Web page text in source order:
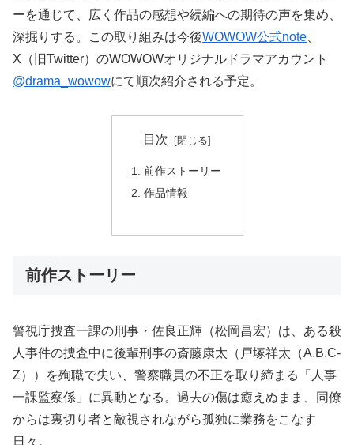
ーを通じて、広く作品の感想や続編への期待の声を集め、
深掘りする。この取り組みは今後WOWOW公式note
X（旧Twitter）のWOWOWオリジナルドラマアカウント
@drama_wowowにて順次紹介される予定。
目次
前作ストーリー
作品情報
前作ストーリー
警視庁捜査一課の刑事・佐良正輝（松岡昌宏）は、ある殺
人事件の捜査中に後輩刑事の斎藤康太（戸塚祥太（A.B.C-
Z））を殉職で失い、警察職員の不正を取り締まる「人事
一課監察係」に異動となる。過去の傷は癒えぬまま、同僚
からは裏切り者と敵視されながら孤独に業務をこなす
日々。